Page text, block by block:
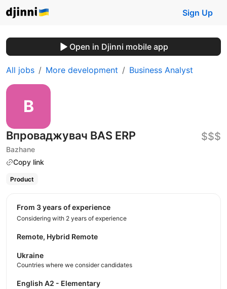
Sign Up
Open in Djinni mobile app
All jobs More development Business Analyst
Впроваджувач BAS ERP
Bazhane
Copy link
$$$
Product
from 3 years of experience
Considering with 2 years of experience
Remote, Hybrid Remote
Ukraine
Countries where we consider candidates
English A2 - Elementary